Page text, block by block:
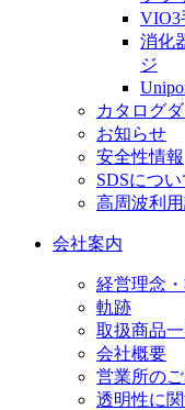
VIO3
消化
ジ
カタログ
お知らせ
安全性情報
SDSについ
高周波利
会社案内
経営理念
軌跡
取扱商品
会社概要
営業所の
透明性に